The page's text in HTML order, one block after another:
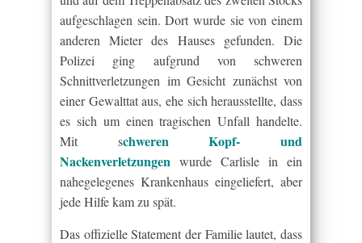
aufgeschlagen sein. Dort wurde sie von einem
anderen Mieter des Hauses gefunden. Die
Polizei ging aufgrund von schweren
Schnittverletzungen im Gesicht zunächst von
einer Gewalttat aus, ehe sich herausstellte, dass
es sich um einen tragischen Unfall handelte.
Mit schweren Kopf- und
Nackenverletzungen wurde Carlisle in ein
nahegelegenes Krankenhaus eingeliefert, aber
jede Hilfe kam zu spät.
Das offizielle Statement der Familie lautet, dass